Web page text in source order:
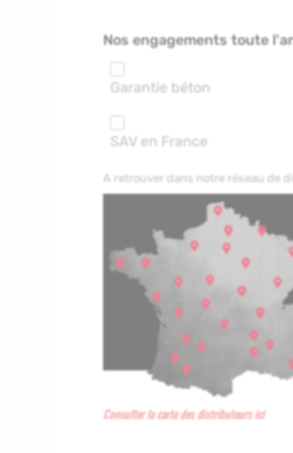
Nos engagements toute
Garantie béton
SAV en France
A retrouver dans notre réseau de
Consulter la carte des distributeurs ici